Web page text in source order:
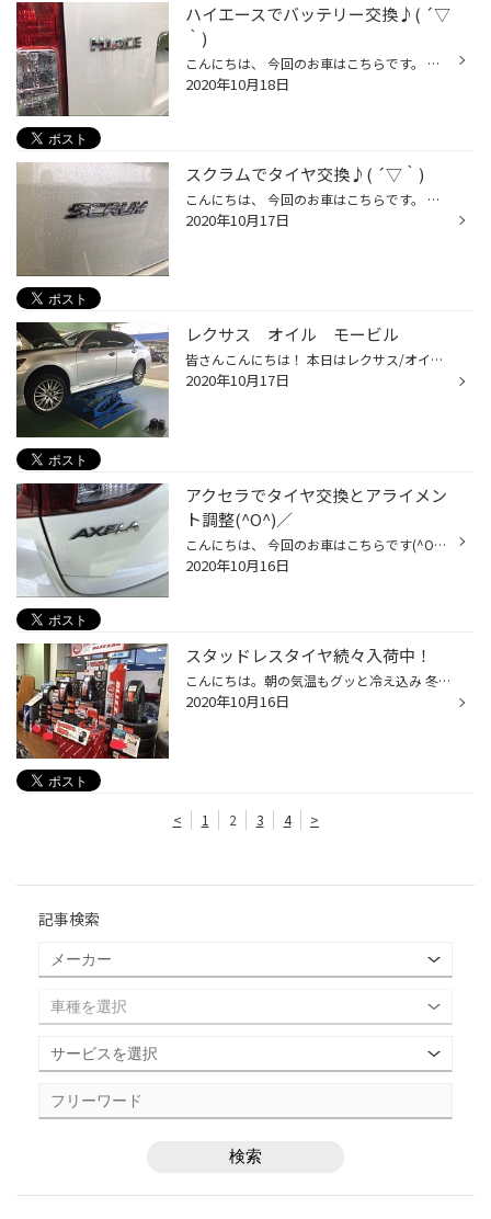
ハイエースでバッテリー交換♪( ´▽
｀)
こんにちは、 今回のお車はこちらです。 トヨタ ハイエース そして、 今回お取付けさせて頂く商品がこちらです。 パナソニック カオス バッテリー 詳しくは、 メーカーHPのリンクを添付させて頂きます。 ではでは、 お取付けに進んで行きます。 交換前の画像こちらです@(・●・)@ バッテリー 交換完...
2020年10月18日
スクラムでタイヤ交換♪( ´▽｀)
こんにちは、 今回のお車はこちらです。 マツダ スクラム タイヤの状態はこちらです お取付けさせて頂いた商品がこちらです。 タイヤ交換作業完了しました。 今回はタイヤ交換に合わせて、 エアコンフィルターの交換もさせていただきました。 交換前の画像がこちら 交換させて頂く商品がこちらです...
2020年10月17日
レクサス オイル モービル
皆さんこんにちは！ 本日はレクサス/オイル交換です！ それでは作業に移ります！ まずはオイルを抜いていきましょう！ オイルが抜けたら本日使うオイルの紹介です！ モービル1の0wー20 です！ こちらのオイルをー入れたら作業 終了です！ オイル交換はこまめに行うことが1番 お車に大切です！
2020年10月17日
アクセラでタイヤ交換とアライメン
ト調整(^O^)／
こんにちは、 今回のお車はこちらです(^O^)／ マツダ アクセラ ではでは、 交換作業に入って行きますd(￣ ￣) 現在のタイヤの状態がこちらです そして、 今回お取り付けさせて頂く商品はこちらです(^O^)／ REGNO GRｰXⅡ タイヤの比較画像がこちらです。 見比べると違いが分かり易いですね♪( ´▽｀) そ...
2020年10月16日
スタッドレスタイヤ続々入荷中！
こんにちは。朝の気温もグッと冷え込み 冬の訪れを感じられますね。 気温とともに当店でもスタッドレスタイヤをご検討の お客さまが増えてきました。 店内も展示スペースを増やしております。 また、スタッドレスを検討の上でこの辺でしか乗らないから 安いのでいいや。とおっしゃる方が多いのです...
2020年10月16日
< 1 2 3 4 >
記事検索